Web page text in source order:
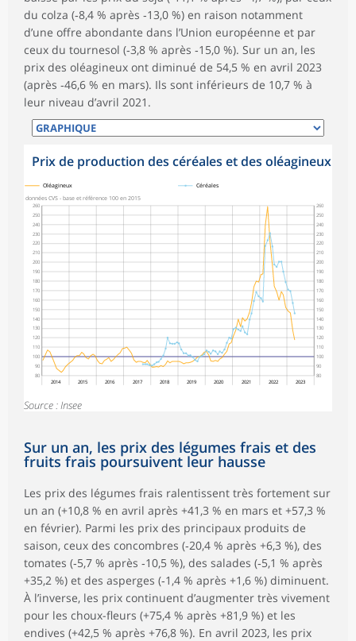
du colza (‑8,4 % après ‑13,0 %) en raison notamment
d’une offre abondante dans l’Union européenne et par
ceux du tournesol (‑3,8 % après ‑15,0 %). Sur un an, les
prix des oléagineux ont diminué de 54,5 % en avril 2023
(après ‑46,6 % en mars). Ils sont inférieurs de 10,7 % à
leur niveau d’avril 2021.
Prix de production des céréales et des oléagineux
100
110
120
130
140
150
160
170
180
190
200
210
220
230
240
250
260
90
80 80
90
100
110
120
130
140
150
160
170
180
190
200
210
220
230
240
250
260
données CVS - base et référence 100 en 2015
2014 2015 2016 2017 2018 2019 2020 2021 2022 2023
Oléagineux Céréales
Source : Insee
Sur un an, les prix des légumes frais et des
fruits frais poursuivent leur hausse
Les prix des légumes frais ralentissent très fortement sur
un an (+10,8 % en avril après +41,3 % en mars et +57,3 %
en février). Parmi les prix des principaux produits de
saison, ceux des concombres (‑20,4 % après +6,3 %), des
tomates (‑5,7 % après ‑10,5 %), des salades (‑5,1 % après
+35,2 %) et des asperges (‑1,4 % après +1,6 %) diminuent.
À l’inverse, les prix continuent d’augmenter très vivement
pour les choux-fleurs (+75,4 % après +81,9 %) et les
endives (+42,5 % après +76,8 %). En avril 2023, les prix